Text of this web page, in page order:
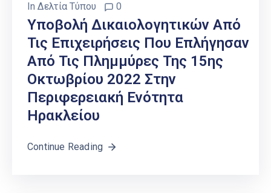
In Δελτία Τύπου 0
Υποβολή Δικαιολογητικών Από
Τις Επιχειρήσεις Που Επλήγησαν
Από Τις Πλημμύρες Της 15ης
Οκτωβρίου 2022 Στην
Περιφερειακή Ενότητα
Ηρακλείου
Continue Reading